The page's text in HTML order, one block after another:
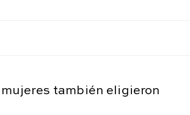
también eligieron